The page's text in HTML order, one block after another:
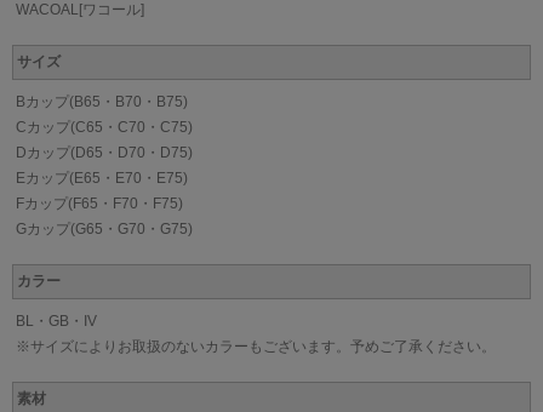
WACOAL[ワコール]
サイズ
Bカップ(B65・B70・B75)
Cカップ(C65・C70・C75)
Dカップ(D65・D70・D75)
Eカップ(E65・E70・E75)
Fカップ(F65・F70・F75)
Gカップ(G65・G70・G75)
カラー
BL・GB・IV
※サイズによりお取扱のないカラーもございます。予めご了承ください。
素材